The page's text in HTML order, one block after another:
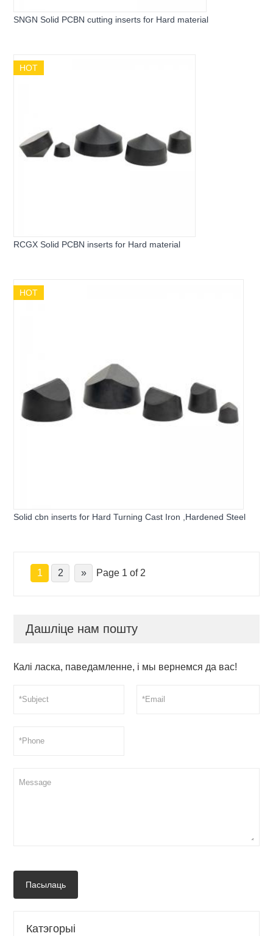
SNGN Solid PCBN cutting inserts for Hard material
HOT
RCGX Solid PCBN inserts for Hard material
HOT
Solid cbn inserts for Hard Turning Cast Iron ,Hardened Steel
1 2 » Page 1 of 2
Дашліце нам пошту
Калі ласка, паведамленне, і мы вернемся да вас!
Пасылаць
Катэгорыі